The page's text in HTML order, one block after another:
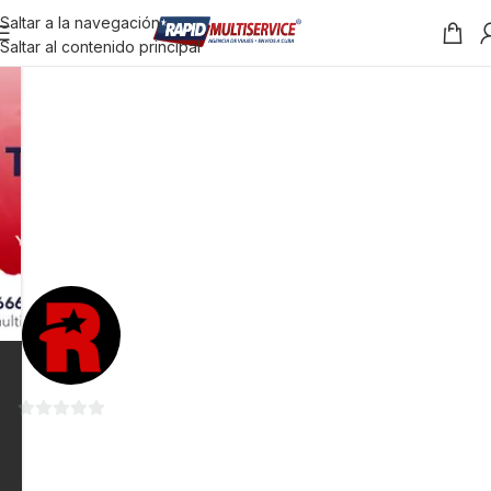
Saltar a la navegación
Saltar al contenido principal